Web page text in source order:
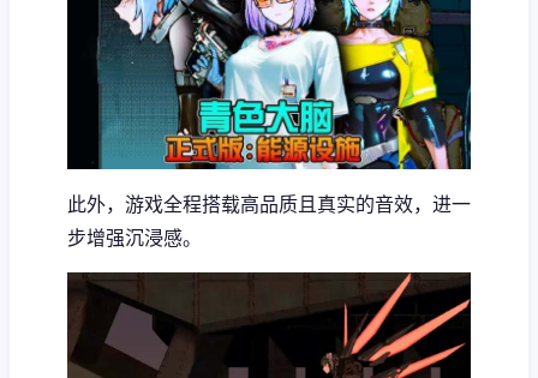
此外，游戏全程搭载高品质且真实的音效，进一
步增强沉浸感。